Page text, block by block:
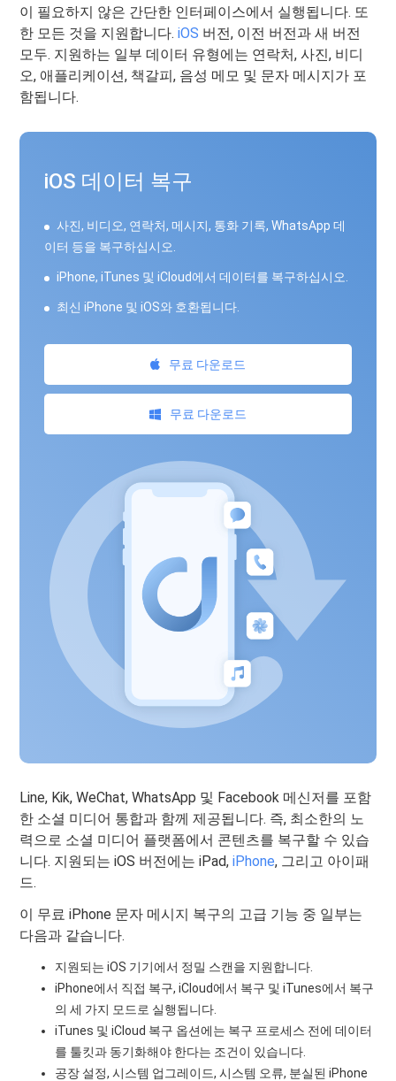
이 필요하지 않은 간단한 인터페이스에서 실행됩니다. 또
한 모든 것을 지원합니다.iOS 버전, 이전 버전과 새 버전
모두. 지원하는 일부 데이터 유형에는 연락처, 사진, 비디
오, 애플리케이션, 책갈피, 음성 메모 및 문자 메시지가 포
함됩니다.
iOS 데이터 복구
사진, 비디오, 연락처, 메시지, 통화 기록, WhatsApp 데
이터 등을 복구하십시오.
iPhone, iTunes 및 iCloud에서 데이터를 복구하십시오.
최신 iPhone 및 iOS와 호환됩니다.
무료 다운로드
무료 다운로드
Line, Kik, WeChat, WhatsApp 및 Facebook 메신저를 포함
한 소셜 미디어 통합과 함께 제공됩니다. 즉, 최소한의 노
력으로 소셜 미디어 플랫폼에서 콘텐츠를 복구할 수 있습
니다. 지원되는 iOS 버전에는 iPad,iPhone, 그리고 아이패
드.
이 무료 iPhone 문자 메시지 복구의 고급 기능 중 일부는
다음과 같습니다.
지원되는 iOS 기기에서 정밀 스캔을 지원합니다.
iPhone에서 직접 복구, iCloud에서 복구 및 iTunes에서 복구
의 세 가지 모드로 실행됩니다.
iTunes 및 iCloud 복구 옵션에는 복구 프로세스 전에 데이터
를 툴킷과 동기화해야 한다는 조건이 있습니다.
공장 설정, 시스템 업그레이드, 시스템 오류, 분실된 iPhone